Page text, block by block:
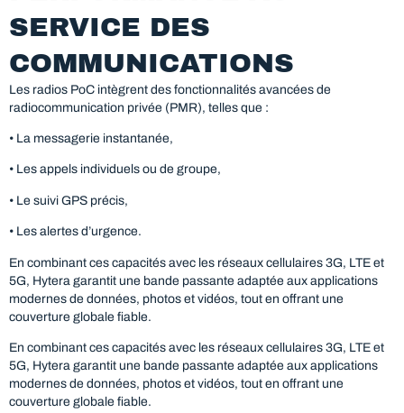
SERVICE DES
COMMUNICATIONS
Les radios PoC intègrent des fonctionnalités avancées de
radiocommunication privée (PMR), telles que :
• La messagerie instantanée,
• Les appels individuels ou de groupe,
• Le suivi GPS précis,
• Les alertes d’urgence.
En combinant ces capacités avec les réseaux cellulaires 3G, LTE et
5G, Hytera garantit une bande passante adaptée aux applications
modernes de données, photos et vidéos, tout en offrant une
couverture globale fiable.
En combinant ces capacités avec les réseaux cellulaires 3G, LTE et
5G, Hytera garantit une bande passante adaptée aux applications
modernes de données, photos et vidéos, tout en offrant une
couverture globale fiable.